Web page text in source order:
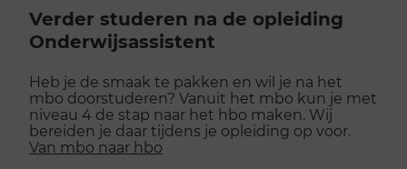
Verder studeren na de opleiding
Onderwijsassistent
Heb je de smaak te pakken en wil je na het
mbo doorstuderen? Vanuit het mbo kun je met
niveau 4 de stap naar het hbo maken. Wij
bereiden je daar tijdens je opleiding op voor.
Van mbo naar hbo